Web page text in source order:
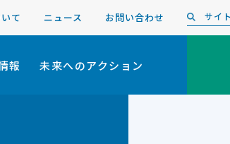
て ニュース お問い合わせ
報 未来へのアクション